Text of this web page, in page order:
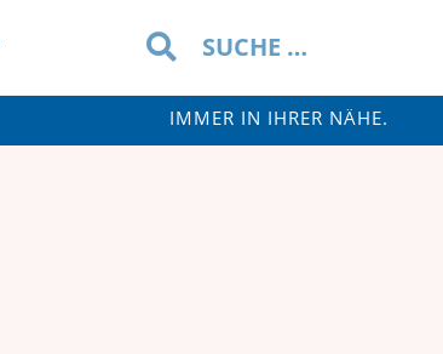
IMMER IN IHRER NÄHE.